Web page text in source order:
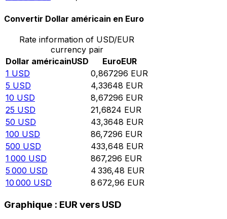
Convertir Dollar américain en Euro
Rate information of USD/EUR
currency pair
Dollar américainUSD EuroEUR
1 USD 0,867296 EUR
5 USD 4,33648 EUR
10 USD 8,67296 EUR
25 USD 21,6824 EUR
50 USD 43,3648 EUR
100 USD 86,7296 EUR
500 USD 433,648 EUR
1 000 USD 867,296 EUR
5 000 USD 4 336,48 EUR
10 000 USD 8 672,96 EUR
Graphique : EUR vers USD